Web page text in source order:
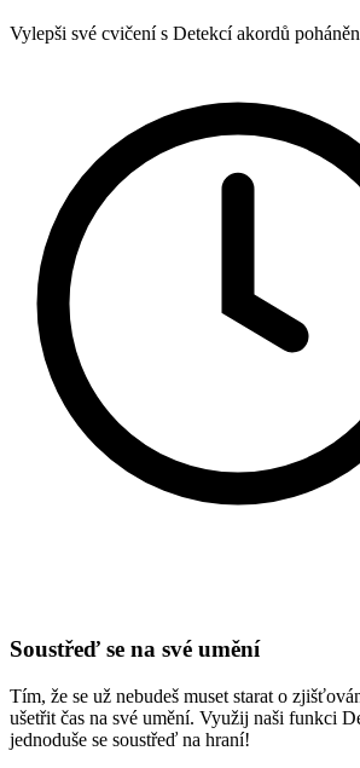
Vylepši své cvičení s Detekcí akordů
Soustřeď se na své umění
Tím, že se už nebudeš muset starat o
ušetřit čas na své umění. Využij naši funkci
jednoduše se soustřeď na hraní!